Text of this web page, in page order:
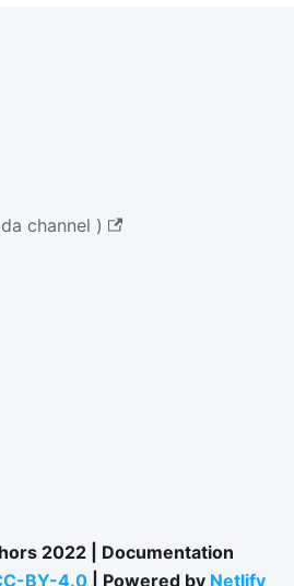
channel )
2022 | Documentation
BY-4.0 | Powered by Netlify